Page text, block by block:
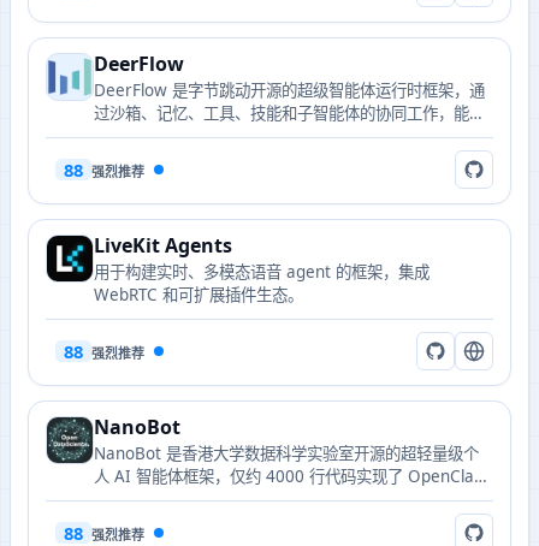
DeerFlow
DeerFlow 是字节跳动开源的超级智能体运行时框架，通
过沙箱、记忆、工具、技能和子智能体的协同工作，能够
处理从几分钟到几小时不同级别的复杂任务。
88 强烈推荐
LiveKit Agents
用于构建实时、多模态语音 agent 的框架，集成
WebRTC 和可扩展插件生态。
88 强烈推荐
NanoBot
NanoBot 是香港大学数据科学实验室开源的超轻量级个
人 AI 智能体框架，仅约 4000 行代码实现了 OpenClaw
90% 以上的核心能力，支持 MCP 协议、多模型接入与多
平台部署。
88 强烈推荐